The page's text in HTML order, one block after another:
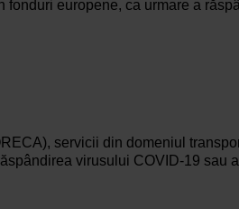
europene, ca urmare a
servicii din domeniul
virusului COVID-19 sau